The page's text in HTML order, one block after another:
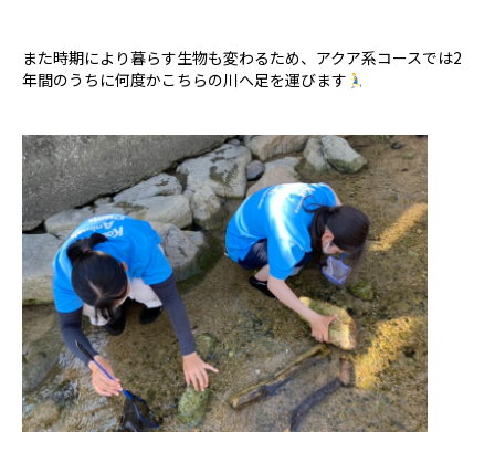
また時期により暮らす生物も変わるため、アクア系コースでは2
年間のうちに何度かこちらの川へ足を運びます